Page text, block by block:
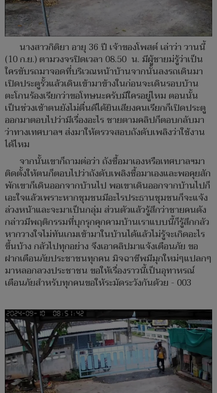
นางสาวกิติยา อายุ 36 ปี เจ้าของโพสต์ เล่าว่า วานนี้
(10 ก.ย.) ตามวงจรปิดเวลา 08.50 น. มีผู้ชายม่รู้ว่าเป็น
ใครขับรถมาจอดที่บริเวณหน้าบ้านจากนั้นลงรถเดินมา
เปิดประตูรั้วแล้วเดินเข้ามาข้างในก่อนจะเดินรอบบ้าน
ตะโกนร้องเรียกว่าขอโทษนะครับมีใครอยู่ไหม ตอนนั้น
เป็นช่วงเช้าตนยังไม่ตื่นดีได้ยินเสียงคนเรียกก็เปิดประตู
ออกมาตอบไปว่ามีเรื่องอะไร ชายตามคลิปก็ตอบกลับมา
ว่าทางเทศบาลฯ ส่งมาให้ตรวจสอบถังดับเพลิงว่าใช้งาน
ได้ไหม
จากนั้นเขาก็ถามต่อว่า ถังซื้อมาเองหรือเทศบาลฯมา
ติดตั้งให้ตนก็ตอบไปว่าถังดับเพลิงซื้อมาเองและพอคุยสัก
พักเขาก็เดินออกจากบ้านไป พอเขาเดินออกจากบ้านไปก็
เอะใจแล้วเพราะหากชุมชนมีอะไรประธานชุมชนก็จะแจ้ง
ล่วงหน้าและจะมาเป็นกลุ่ม ส่วนตัวแล้วรู้สึกว่าชายคนดัง
กล่าวมีพฤติกรรมที่บุกรุกคุกคามบ้านเราแบบนี้ก็รู้สึกกลัว
หากวางใจไม่ทันเกมเข้ามาในบ้านได้แล้วไม่รู้จะเกิดอะไร
ขึ้นบ้าง กลัวไปทุกอย่าง จึงเอาคลิปมาแจ้งเตือนภัย ขอ
ฝากเตือนภัยประชาชนทุกคน มิจฉาชีพมีมุกใหม่ๆแปลกๆ
มาหลอกลวงประชาชน ขอให้เรื่องราวนี้เป็นอุทาหรณ์
เตือนภัยสำหรับทุกคนขอให้ระมัดระวังกันด้วย - 003